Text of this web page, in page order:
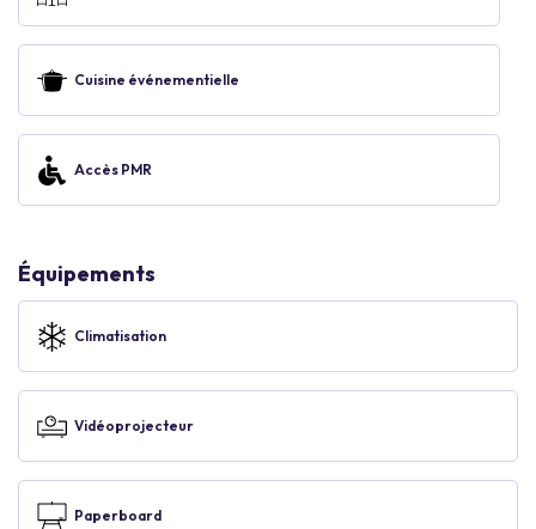
Cuisine événementielle
Accès PMR
Équipements
Climatisation
Vidéoprojecteur
Paperboard